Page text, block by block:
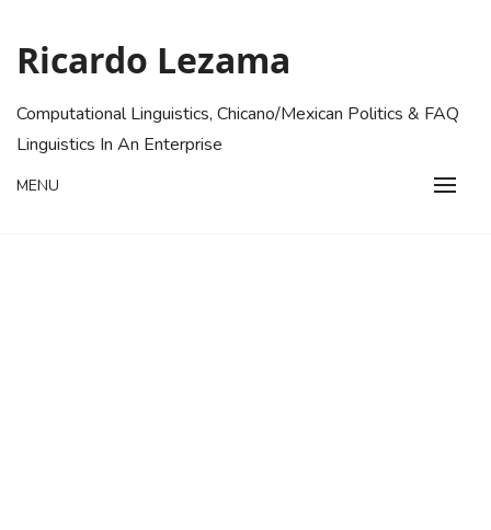
content
Ricardo Lezama
Computational Linguistics, Chicano/Mexican Politics & FAQ
Linguistics In An Enterprise
MENU